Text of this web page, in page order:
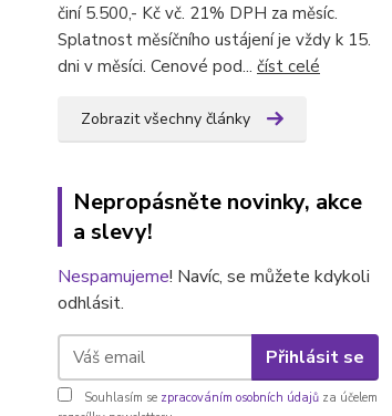
činí 5.500,- Kč vč. 21% DPH za měsíc.
Splatnost měsíčního ustájení je vždy k 15.
dni v měsíci. Cenové pod... číst celé
Zobrazit všechny články
Nepropásněte novinky, akce
a slevy!
Nespamujeme! Navíc, se můžete kdykoli
odhlásit.
Přihlásit se
Souhlasím se zpracováním osobních údajů za účelem